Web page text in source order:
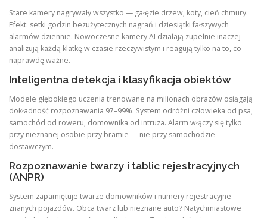
Stare kamery nagrywały wszystko — gałęzie drzew, koty, cień chmury.
Efekt: setki godzin bezużytecznych nagrań i dziesiątki fałszywych
alarmów dziennie. Nowoczesne kamery AI działają zupełnie inaczej —
analizują każdą klatkę w czasie rzeczywistym i reagują tylko na to, co
naprawdę ważne.
Inteligentna detekcja i klasyfikacja obiektów
Modele głębokiego uczenia trenowane na milionach obrazów osiągają
dokładność rozpoznawania 97–99%. System odróżni człowieka od psa,
samochód od roweru, domownika od intruza. Alarm włączy się tylko
przy nieznanej osobie przy bramie — nie przy samochodzie
dostawczym.
Rozpoznawanie twarzy i tablic rejestracyjnych
(ANPR)
System zapamiętuje twarze domowników i numery rejestracyjne
znanych pojazdów. Obca twarz lub nieznane auto? Natychmiastowe